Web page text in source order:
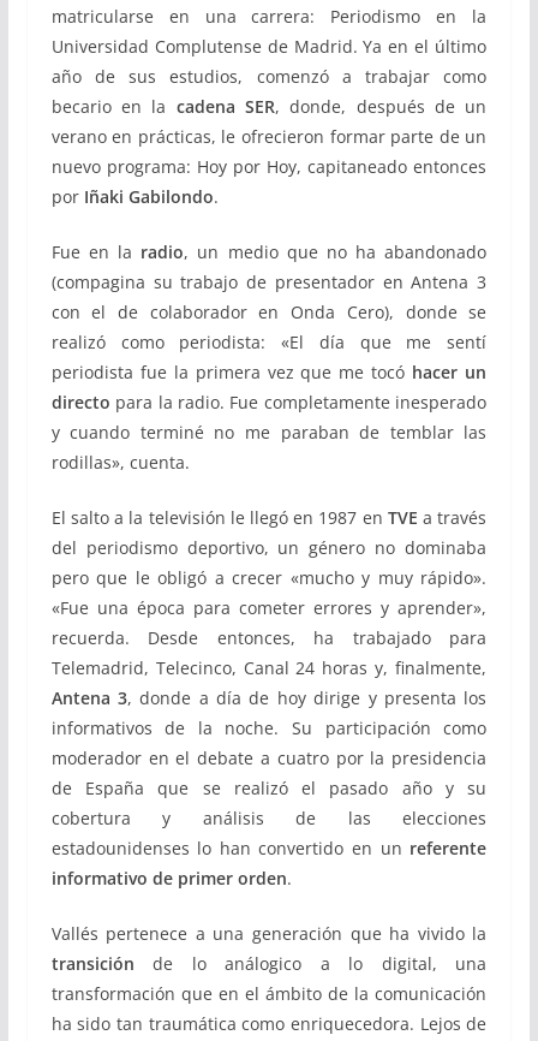
matricularse en una carrera: Periodismo en la
Universidad Complutense de Madrid. Ya en el último
año de sus estudios, comenzó a trabajar como
becario en la cadena SER, donde, después de un
verano en prácticas, le ofrecieron formar parte de un
nuevo programa: Hoy por Hoy, capitaneado entonces
por Iñaki Gabilondo.
Fue en la radio, un medio que no ha abandonado
(compagina su trabajo de presentador en Antena 3
con el de colaborador en Onda Cero), donde se
realizó como periodista: «El día que me sentí
periodista fue la primera vez que me tocó hacer un
directo para la radio. Fue completamente inesperado
y cuando terminé no me paraban de temblar las
rodillas», cuenta.
El salto a la televisión le llegó en 1987 en TVE a través
del periodismo deportivo, un género no dominaba
pero que le obligó a crecer «mucho y muy rápido».
«Fue una época para cometer errores y aprender»,
recuerda. Desde entonces, ha trabajado para
Telemadrid, Telecinco, Canal 24 horas y, finalmente,
Antena 3, donde a día de hoy dirige y presenta los
informativos de la noche. Su participación como
moderador en el debate a cuatro por la presidencia
de España que se realizó el pasado año y su
cobertura y análisis de las elecciones
estadounidenses lo han convertido en un referente
informativo de primer orden.
Vallés pertenece a una generación que ha vivido la
transición de lo análogico a lo digital, una
transformación que en el ámbito de la comunicación
ha sido tan traumática como enriquecedora. Lejos de